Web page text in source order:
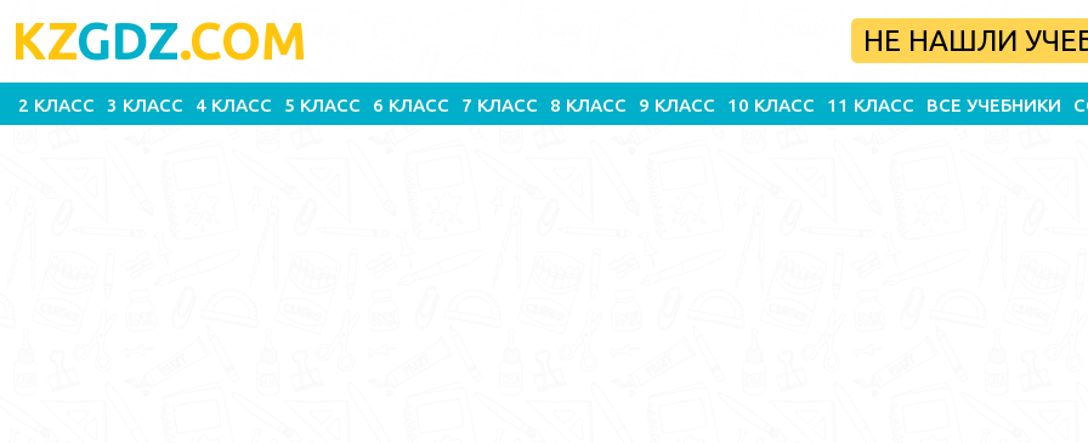
KZGDZ.COM НЕ НАШЛИ
2 КЛАСС 3 КЛАСС 4 КЛАСС 5 КЛАСС 6 КЛАСС 7 КЛАСС 8 КЛАСС 9 КЛАСС 10 КЛАСС 11 КЛАСС ВСЕ УЧЕБНИКИ